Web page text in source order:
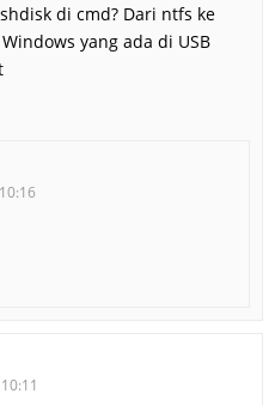
di cmd? Dari ntfs ke
yang ada di USB